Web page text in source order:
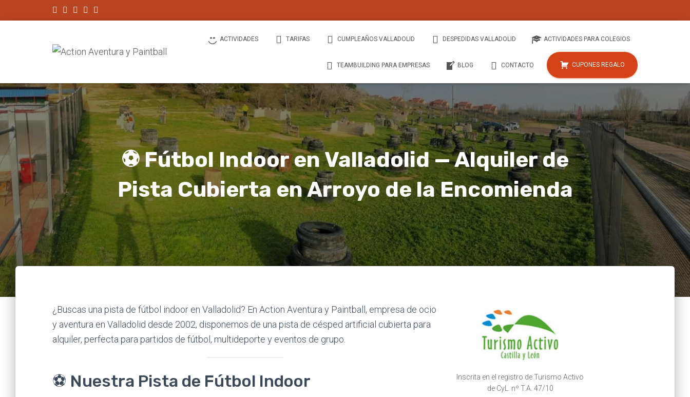
ACTIVIDADES TARIFAS CUMPLEAÑOS VALLADOLID DESPEDIDAS VALLADOLID ACTIVIDADES PARA COLEGIOS
TEAMBUILDING PARA EMPRESAS BLOG CONTACTO CUPONES REGALO
⚽ Fútbol Indoor en Valladolid — Alquiler de
Pista Cubierta en Arroyo de la Encomienda
¿Buscas una pista de fútbol indoor en Valladolid? En Action Aventura y Paintball, empresa de ocio
y aventura en Valladolid desde 2002, disponemos de una pista de césped artificial cubierta para
alquiler, perfecta para partidos de fútbol, multideporte y eventos de grupo.
⚽ Nuestra Pista de Fútbol Indoor
Inscrita en el registro de Turismo Activo
de CyL. nº T.A. 47/10